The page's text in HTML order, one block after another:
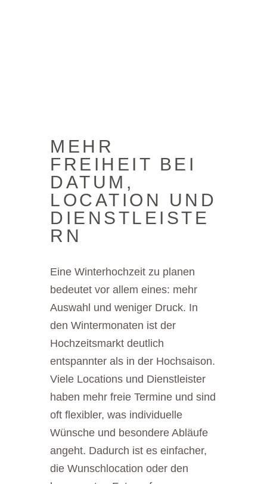
MEHR
FREIHEIT BEI
DATUM,
LOCATION UND
DIENSTLEISTE
RN
Eine Winterhochzeit zu planen
bedeutet vor allem eines: mehr
Auswahl und weniger Druck. In
den Wintermonaten ist der
Hochzeitsmarkt deutlich
entspannter als in der Hochsaison.
Viele Locations und Dienstleister
haben mehr freie Termine und sind
oft flexibler, was individuelle
Wünsche und besondere Abläufe
angeht. Dadurch ist es einfacher,
die Wunschlocation oder den